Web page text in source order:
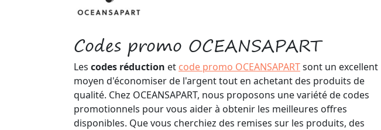
Codes promo OCEANSAPART
Les codes réduction et code promo OCEANSAPARTsont un excellent
moyen d'économiser de l'argent tout en achetant des produits de
qualité. Chez OCEANSAPART, nous proposons une variété de codes
promotionnels pour vous aider à obtenir les meilleures offres
disponibles. Que vous cherchiez des remises sur les produits, des